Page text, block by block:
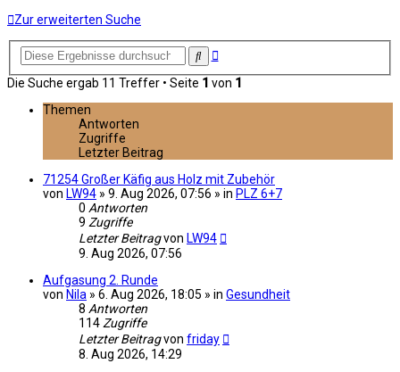
Zur erweiterten Suche
SucheErweiterte
Die Suche ergab 11 Treffer • Seite 1 von 1
Themen
Antworten
Zugriffe
Letzter Beitrag
71254 Großer Käfig aus Holz mit Zubehör
von LW94 » 9. Aug 2026, 07:56 » in PLZ 6+7
0 Antworten
9 Zugriffe
Letzter Beitragvon LW94
9. Aug 2026, 07:56
Aufgasung 2. Runde
von Nila » 6. Aug 2026, 18:05 » in Gesundheit
8 Antworten
114 Zugriffe
Letzter Beitragvon friday
8. Aug 2026, 14:29